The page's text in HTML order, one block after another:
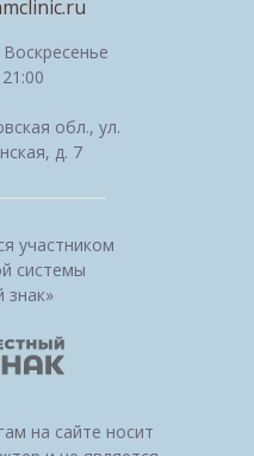
участником
системы
знак»
обл., ул.
д. 7
на сайте носит